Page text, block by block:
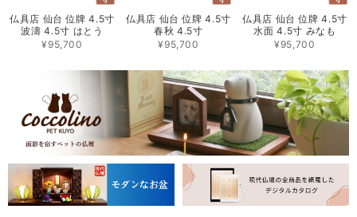
仏具店 仙台 位牌 4.5寸
波濤 4.5寸 はとう
¥95,700
仏具店 仙台 位牌 4.5寸
春秋 4.5寸
¥95,700
仏具店 仙台 位牌 4.5寸
水面 4.5寸 みなも
¥95,700